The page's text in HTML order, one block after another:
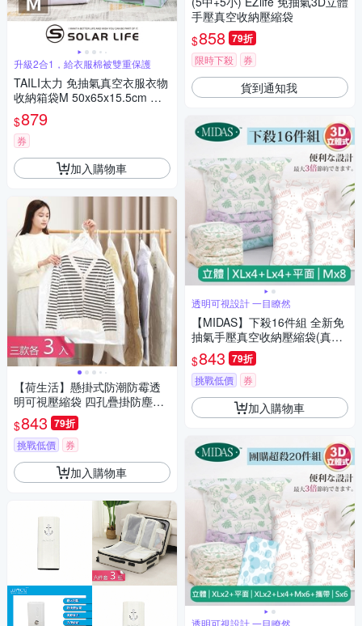
升級2合1，給衣服棉被雙重保護
TAILI太力 免抽氣真空衣服衣物
收納箱袋M 50x65x15.5cm 可
拆卸重覆使用.衣服收納箱 棉被
壓縮袋 真空收納箱 手壓真空袋
換季外套
$879
券
加入購物車
【荷生活】懸掛式防潮防霉透
明可視壓縮袋 四孔疊掛防塵衣
物真空收納袋-三款各3入組
$843 79折
挑戰低價 券
加入購物車
手壓真空收納壓縮袋
$858 79折
限時下殺 券
貨到通知我
透明可視設計 一目瞭然
【MIDAS】下殺16件組 全新免
抽氣手壓真空收納壓縮袋(真空
壓縮/收納袋/旅行收納/手壓收
納)
$843 79折
挑戰低價 券
加入購物車